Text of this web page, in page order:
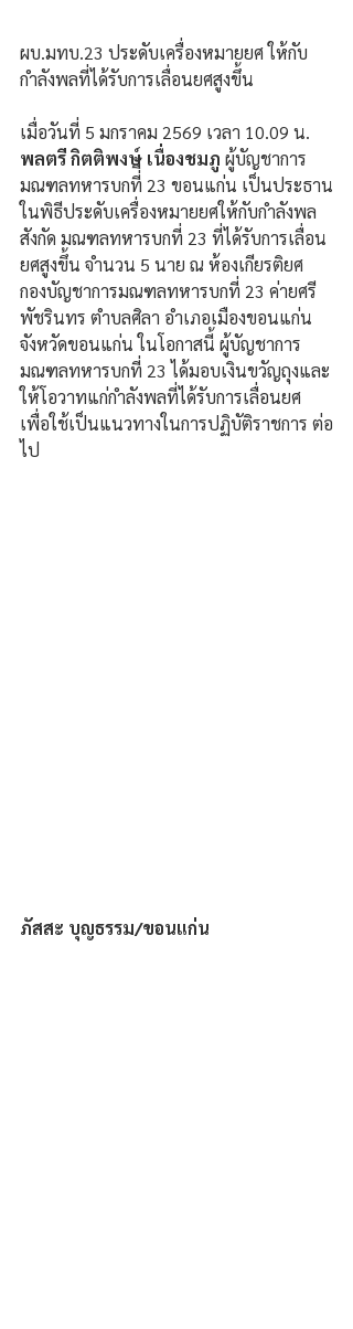
ผบ.มทบ.23 ประดับเครื่องหมายยศ ให้กับ
กำลังพลที่ได้รับการเลื่อนยศสูงขึ้น
เมื่อวันที่ 5 มกราคม 2569 เวลา 10.09 น.
พลตรี กิตติพงษ์ เนื่องชมภู ผู้บัญชาการ
มณฑลทหารบกที่ี 23 ขอนแก่น เป็นประธาน
ในพิธีประดับเครื่องหมายยศให้กับกำลังพล
สังกัด มณฑลทหารบกที่ 23 ที่ได้รับการเลื่อน
ยศสูงขึ้น จำนวน 5 นาย ณ ห้องเกียรติยศ
กองบัญชาการมณฑลทหารบกที่ 23 ค่ายศรี
พัชรินทร ตำบลศิลา อำเภอเมืองขอนแก่น
จังหวัดขอนแก่น ในโอกาสนี้ ผู้บัญชาการ
มณฑลทหารบกที่ 23 ได้มอบเงินขวัญถุงและ
ให้โอวาทแก่กำลังพลที่ได้รับการเลื่อนยศ
เพื่อใช้เป็นแนวทางในการปฏิบัติราชการ ต่อ
ไป
ภัสสะ บุญธรรม/ขอนแก่น